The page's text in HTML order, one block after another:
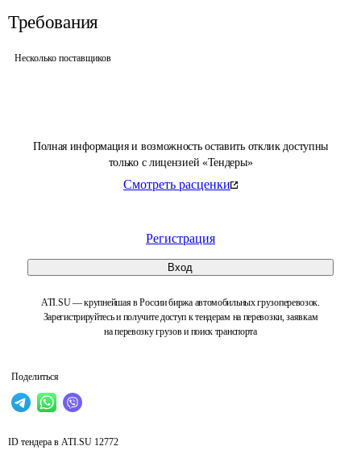
Полная информация и возможность оставить отклик доступны
только с лицензией «Тендеры»
Смотреть расценки
Регистрация
Вход
ATI.SU — крупнейшая в России биржа автомобильных грузоперевозок.
Зарегистрируйтесь и получите доступ к тендерам на перевозки, заявкам
на перевозку грузов и поиск транспорта
Поделиться
Требования
Несколько поставщиков
ID тендера в ATI.SU 12772